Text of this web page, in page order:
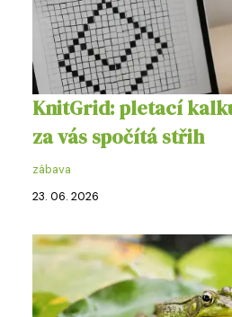
KnitGrid: pletací
za vás spočítá střih
zábava
23. 06. 2026